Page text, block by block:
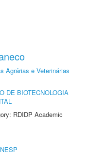
Agrárias e Veterinárias
DE BIOTECNOLOGIA
RDIDP Academic